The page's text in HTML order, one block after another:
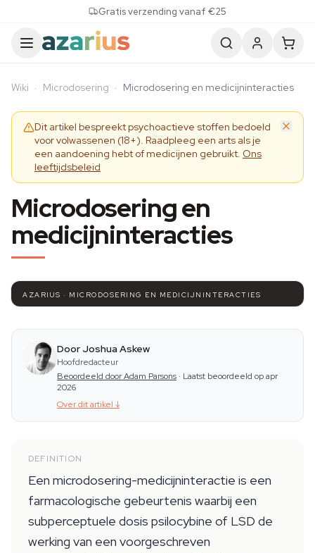
Gratis verzending vanaf €25
Wiki · Microdosering · Microdosering en medicijninteracties
Dit artikel bespreekt psychoactieve stoffen bedoeld
voor volwassenen (18+). Raadpleeg een arts als je
een aandoening hebt of medicijnen gebruikt. Ons
leeftijdsbeleid
Microdosering en
medicijninteracties
AZARIUS · MICRODOSERING EN MEDICIJNINTERACTIES
Door Joshua Askew
Hoofdredacteur
Beoordeeld door Adam Parsons · Laatst beoordeeld op apr
2026
Over dit artikel ↓
DEFINITION
Een microdosering-medicijninteractie is een
farmacologische gebeurtenis waarbij een
subperceptuele dosis psilocybine of LSD de
werking van een voorgeschreven